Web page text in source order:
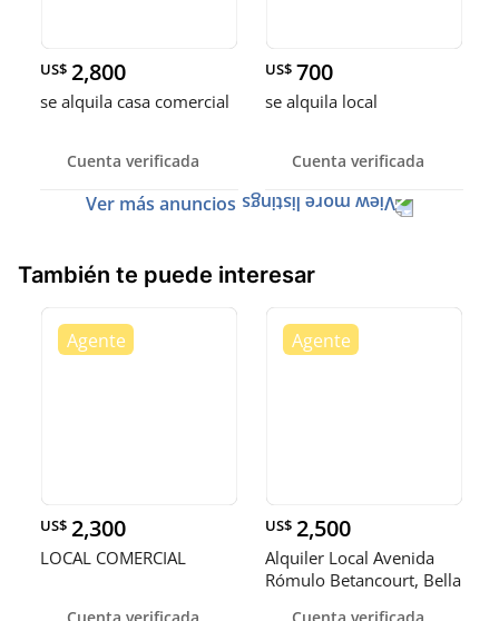
US$ 2,800
se alquila casa comercial
Cuenta verificada
US$ 700
se alquila local
Cuenta verificada
Ver más anuncios
También te puede interesar
US$ 2,300
LOCAL COMERCIAL
Cuenta verificada
US$ 2,500
Alquiler Local Avenida
Rómulo Betancourt, Bella
Cuenta verificada